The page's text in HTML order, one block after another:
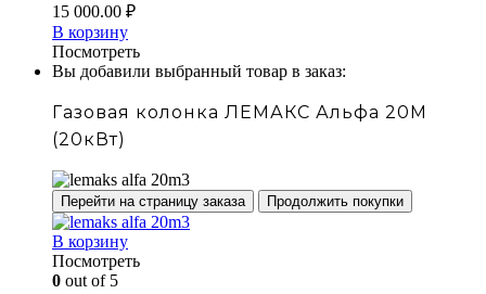
15 000.00 ₽
В корзину
Посмотреть
Вы добавили выбранный товар в заказ:
Газовая колонка ЛЕМАКС Альфа 20М
(20кВт)
Перейти на страницу заказа Продолжить покупки
В корзину
Посмотреть
0 out of 5